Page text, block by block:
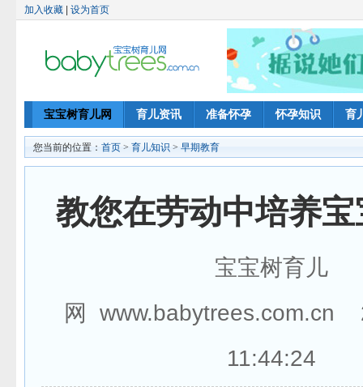
加入收藏 设为首页
宝宝树育儿网 育儿资讯 准备怀孕 怀孕知识 育
您当前的位置： 首页 > 育儿知识 > 早期教育
教您在劳动中培养
宝宝树育儿
网 www.babytrees.com.cn
11:44:24